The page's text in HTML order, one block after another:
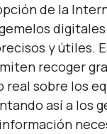
de la
y útiles.
recoger
real sobre los
así a los